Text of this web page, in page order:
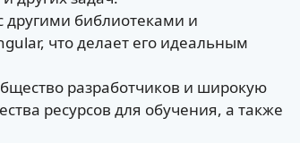
другими библиотеками и
что делает его идеальным
разработчиков и широкую
ресурсов для обучения, а также